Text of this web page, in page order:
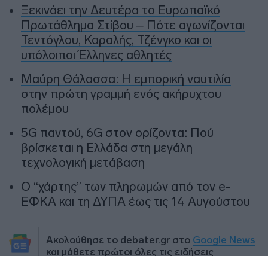
Ξεκινάει την Δευτέρα το Ευρωπαϊκό
Πρωτάθλημα Στίβου – Πότε αγωνίζονται
Τεντόγλου, Καραλής, Τζένγκο και οι
υπόλοιποι Έλληνες αθλητές
Μαύρη Θάλασσα: Η εμπορική ναυτιλία
στην πρώτη γραμμή ενός ακήρυχτου
πολέμου
5G παντού, 6G στον ορίζοντα: Πού
βρίσκεται η Ελλάδα στη μεγάλη
τεχνολογική μετάβαση
Ο “χάρτης” των πληρωμών από τον e-
ΕΦΚΑ και τη ΔΥΠΑ έως τις 14 Αυγούστου
Ακολούθησε το debater.gr στο Google News
και μάθετε πρώτοι όλες τις ειδήσεις